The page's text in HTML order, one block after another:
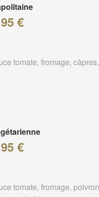
€
tomate, fromage,
€
tomate, fromage,